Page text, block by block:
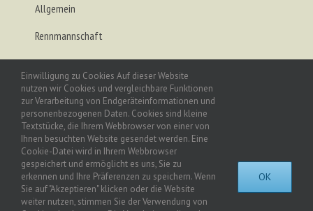
Allgemein
Rennmannschaft
Rückblick
Trainingsangebot
ANSCHRIFT:
Sport-Club Regensburg e.V.
Abteilung Ski & Wandern
Alfons-Auer-Straße 26
Einwilligung zu Cookies Auf dieser Website
nutzen wir Cookies und vergleichbare Funktionen
zur Verarbeitung von Endgeräteinformationen und
personenbezogenen Daten. Cookies sind kleine
Textstücke, die Ihrem Webbrowser von einer von
Ihnen besuchten Website gesendet werden. Eine
Cookie-Datei wird in Ihrem Webbrowser
gespeichert und ermöglicht es uns, Sie zu
erkennen und Ihre Präferenzen zu speichern. Wenn
Sie auf "Akzeptieren" klicken oder die Website
weiter nutzen, stimmen Sie der Verwendung von
OK